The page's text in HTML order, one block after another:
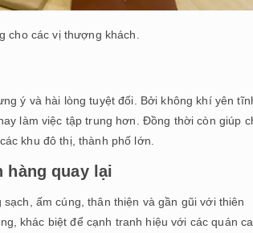
cho các vị thượng khách.
ý và hài lòng tuyệt đối. Bởi không khí yên
làm việc tập trung hơn. Đồng thời còn giúp
khu đô thị, thành phố lớn.
hàng quay lại
ấm cúng, thân thiện và gần gũi với thiên
khác biệt để cạnh tranh hiệu với các quán